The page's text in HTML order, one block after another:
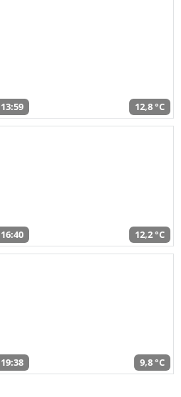
13:59 12,8 °C
16:40 12,2 °C
19:38 9,8 °C